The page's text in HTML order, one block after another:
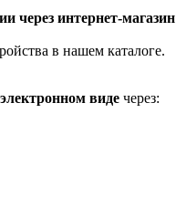
через интернет-магазин
в нашем каталоге.
виде через: